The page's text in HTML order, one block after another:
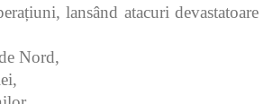
lansând atacuri devastatoare
Nord,